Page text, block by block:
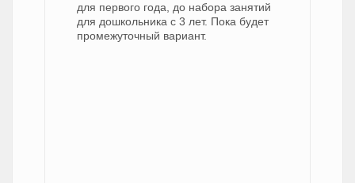
для первого года, до набора занятий
для дошкольника с 3 лет. Пока будет
промежуточный вариант.